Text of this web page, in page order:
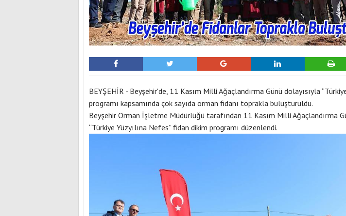
BEYŞEHİR - Beyşehir'de, 11 Kasım Milli Ağaçlandırma Günü dolayısıyla
programı kapsamında çok sayıda orman fidanı toprakla buluşturuldu.
Beyşehir Orman İşletme Müdürlüğü tarafından 11 Kasım Milli Ağaçlandırma
“Türkiye Yüzyılına Nefes” fidan dikim programı düzenlendi.